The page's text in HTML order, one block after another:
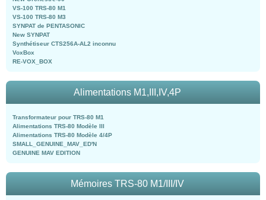
VS-100 TRS-80 M1
VS-100 TRS-80 M3
SYNPAT de PENTASONIC
New SYNPAT
Synthétiseur CTS256A-AL2 inconnu
VoxBox
RE-VOX_BOX
Alimentations M1,III,IV,4P
Transformateur pour TRS-80 M1
Alimentations TRS-80 Modèle III
Alimentations TRS-80 Modèle 4/4P
SMALL_GENUINE_MAV_ED'N
GENUINE MAV EDITION
Mémoires TRS-80 M1/III/IV